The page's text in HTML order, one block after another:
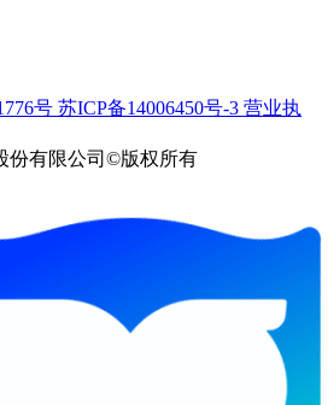
号 苏ICP备14006450号-3 营业执
份有限公司©版权所有